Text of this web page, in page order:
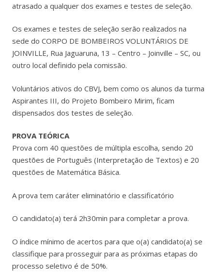
atrasado a qualquer dos exames e testes de seleção.
Os exames e testes de seleção serão realizados na
sede do CORPO DE BOMBEIROS VOLUNTÁRIOS DE
JOINVILLE, Rua Jaguaruna, 13 – Centro – Joinville – SC, ou
outro local definido pela comissão.
Voluntários ativos do CBVJ, bem como os alunos da turma
Aspirantes III, do Projeto Bombeiro Mirim, ficam
dispensados dos testes de seleção.
PROVA TEÓRICA
Prova com 40 questões de múltipla escolha, sendo 20
questões de Português (Interpretação de Textos) e 20
questões de Matemática Básica.
A prova tem caráter eliminatório e classificatório
O candidato(a) terá 2h30min para completar a prova.
O índice mínimo de acertos para que o(a) candidato(a) se
classifique para prosseguir para as próximas etapas do
processo seletivo é de 50%.